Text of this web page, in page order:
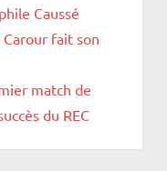
Caussé
Carour fait son
match de
du REC